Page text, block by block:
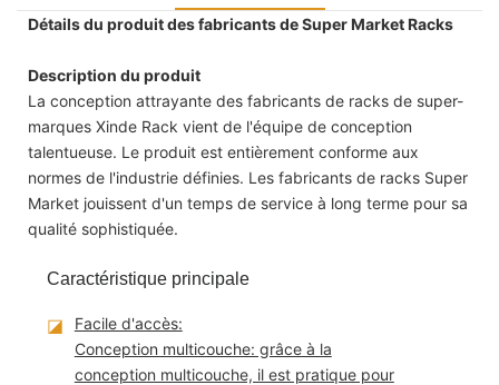
Détails du produit des fabricants de Super Market Racks
Description du produit
La conception attrayante des fabricants de racks de super-
marques Xinde Rack vient de l'équipe de conception
talentueuse. Le produit est entièrement conforme aux
normes de l'industrie définies. Les fabricants de racks Super
Market jouissent d'un temps de service à long terme pour sa
qualité sophistiquée.
Caractéristique principale
◪
Facile d'accès:
Conception multicouche: grâce à la
conception multicouche, il est pratique pour